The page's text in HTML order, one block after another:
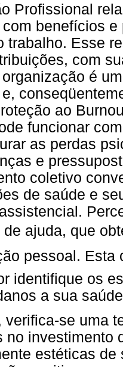
Profissional
benefícios
trabalho. Esse
com
é
ao
funcionar
as perdas
e
coletivo
de saúde e
de ajuda, que
pessoal.
identifique os
a sua
verifica-se uma
no investimento
estéticas